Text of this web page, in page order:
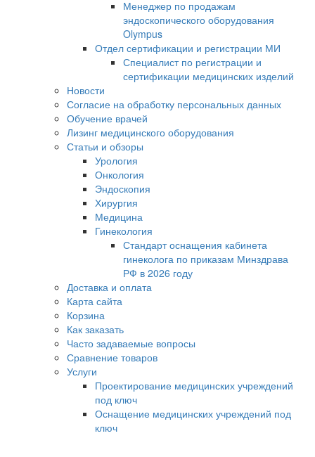
Менеджер по продажам
эндоскопического оборудования
Olympus
Отдел сертификации и регистрации МИ
Специалист по регистрации и
сертификации медицинских изделий
Новости
Согласие на обработку персональных данных
Обучение врачей
Лизинг медицинского оборудования
Статьи и обзоры
Урология
Онкология
Эндоскопия
Хирургия
Медицина
Гинекология
Стандарт оснащения кабинета
гинеколога по приказам Минздрава
РФ в 2026 году
Доставка и оплата
Карта сайта
Корзина
Как заказать
Часто задаваемые вопросы
Сравнение товаров
Услуги
Проектирование медицинских учреждений
под ключ
Оснащение медицинских учреждений под
ключ